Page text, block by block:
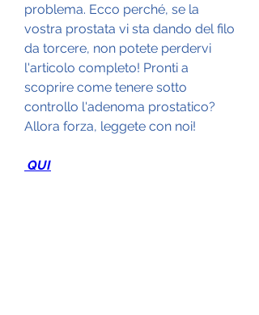
problema. Ecco perché, se la
vostra prostata vi sta dando del filo
da torcere, non potete perdervi
l'articolo completo! Pronti a
scoprire come tenere sotto
controllo l'adenoma prostatico?
Allora forza, leggete con noi!
QUI